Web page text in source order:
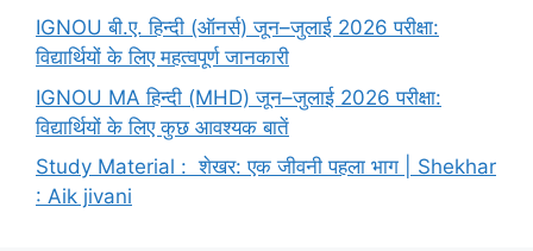
IGNOU बी.ए. हिन्दी (ऑनर्स) जून–जुलाई 2026 परीक्षा:
विद्यार्थियों के लिए महत्वपूर्ण जानकारी
IGNOU MA हिन्दी (MHD) जून–जुलाई 2026 परीक्षा:
विद्यार्थियों के लिए कुछ आवश्यक बातें
Study Material : शेखर: एक जीवनी पहला भाग | Shekhar
: Aik jivani